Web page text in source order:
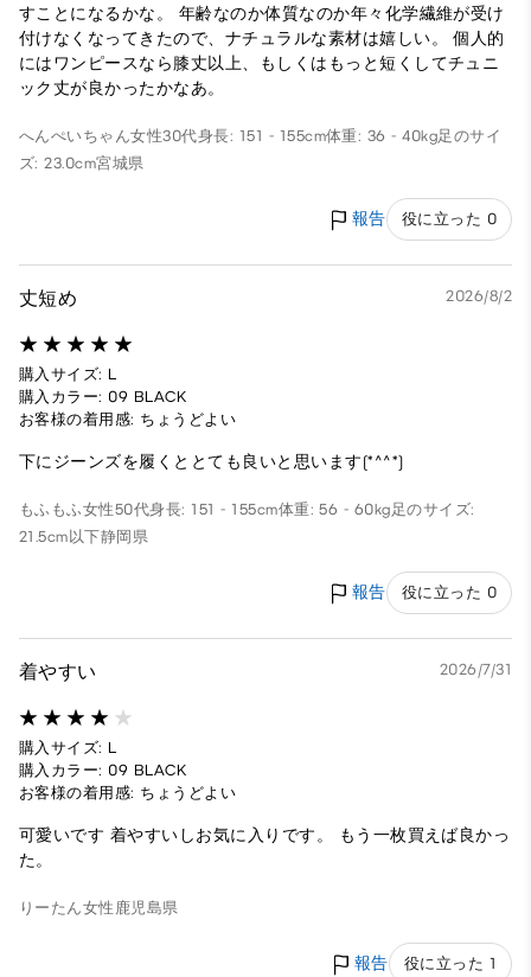
すことになるかな。 年齢なのか体質なのか年々化学繊維が受け
付けなくなってきたので、ナチュラルな素材は嬉しい。 個人的
にはワンピースなら膝丈以上、もしくはもっと短くしてチュニ
ック丈が良かったかなあ。
へんぺいちゃん女性30代身長: 151 - 155cm体重: 36 - 40kg足のサイ
ズ: 23.0cm宮城県
報告 役に立った 0
丈短め 2026/8/2
購入サイズ: L
購入カラー: 09 BLACK
お客様の着用感: ちょうどよい
下にジーンズを履くととても良いと思います(*^^*)
もふもふ女性50代身長: 151 - 155cm体重: 56 - 60kg 足のサイズ:
21.5cm以下静岡県
報告 役に立った 0
着やすい 2026/7/31
購入サイズ: L
購入カラー: 09 BLACK
お客様の着用感: ちょうどよい
可愛いです 着やすいしお気に入りです。 もう一枚買えば良かっ
た。
りーたん女性 鹿児島県
報告 役に立った 1